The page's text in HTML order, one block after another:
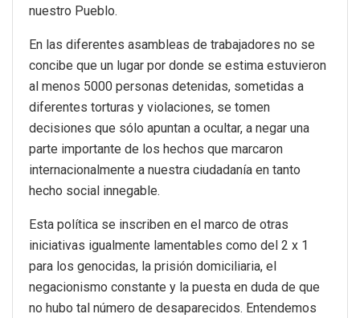
nuestro Pueblo.
En las diferentes asambleas de trabajadores no se
concibe que un lugar por donde se estima estuvieron
al menos 5000 personas detenidas, sometidas a
diferentes torturas y violaciones, se tomen
decisiones que sólo apuntan a ocultar, a negar una
parte importante de los hechos que marcaron
internacionalmente a nuestra ciudadanía en tanto
hecho social innegable.
Esta política se inscriben en el marco de otras
iniciativas igualmente lamentables como del 2 x 1
para los genocidas, la prisión domiciliaria, el
negacionismo constante y la puesta en duda de que
no hubo tal número de desaparecidos. Entendemos